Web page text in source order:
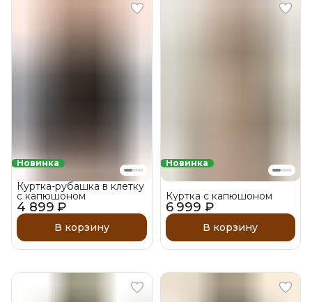
Новинка
4 899 ₽
Куртка-рубашка в клетку
с капюшоном
В корзину
Новинка
6 999 ₽
Куртка с капюшоном
В корзину